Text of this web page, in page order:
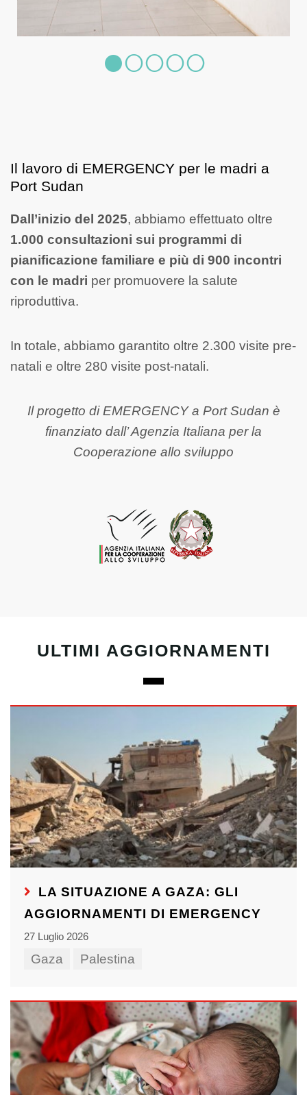
Il lavoro di EMERGENCY per le madri a
Port Sudan
Dall’inizio del 2025, abbiamo effettuato oltre
1.000 consultazioni sui programmi di
pianificazione familiare e più di 900 incontri
con le madri per promuovere la salute
riproduttiva.
In totale, abbiamo garantito oltre 2.300 visite pre-
natali e oltre 280 visite post-natali.
Il progetto di EMERGENCY a Port Sudan è
finanziato dall’ Agenzia Italiana per la
Cooperazione allo sviluppo
ULTIMI AGGIORNAMENTI
LA SITUAZIONE A GAZA: GLI
AGGIORNAMENTI DI EMERGENCY
27 Luglio 2026
Gaza Palestina